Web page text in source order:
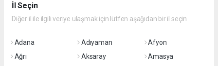
İl Seçin
Diğer il ile ilgili veriye ulaşmak için lütfen aşağıdan bir il seçin
Adana Adıyaman
Afyon
Ağrı
Aksaray
Amasya